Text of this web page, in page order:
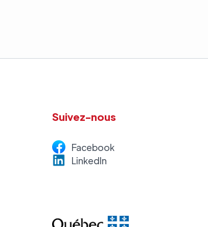
Suivez-nous
Facebook
LinkedIn